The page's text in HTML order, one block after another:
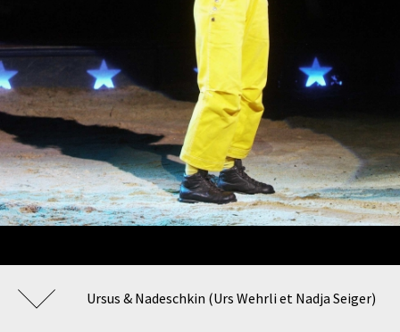
Ursus & Nadeschkin (Urs Wehrli et Nadja Seiger)